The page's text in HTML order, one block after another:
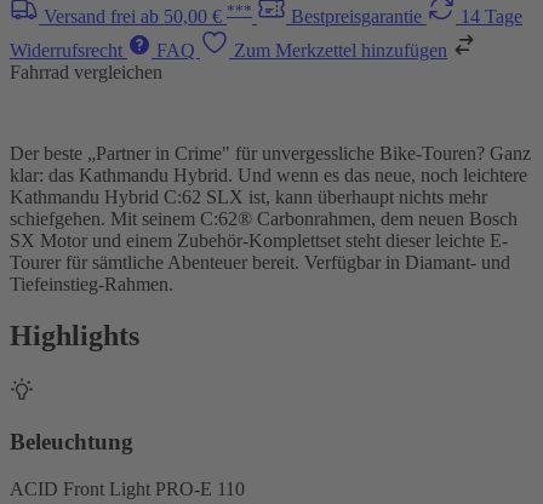
Versand frei ab 50,00 € *** Bestpreisgarantie
14 Tage
Widerrufsrecht
FAQ
Zum Merkzettel hinzufügen
Fahrrad vergleichen
Der beste „Partner in Crime" für unvergessliche Bike-Touren? Ganz
klar: das Kathmandu Hybrid. Und wenn es das neue, noch leichtere
Kathmandu Hybrid C:62 SLX ist, kann überhaupt nichts mehr
schiefgehen. Mit seinem C:62® Carbonrahmen, dem neuen Bosch
SX Motor und einem Zubehör-Komplettset steht dieser leichte E-
Tourer für sämtliche Abenteuer bereit. Verfügbar in Diamant- und
Tiefeinstieg-Rahmen.
Highlights
Beleuchtung
ACID Front Light PRO-E 110